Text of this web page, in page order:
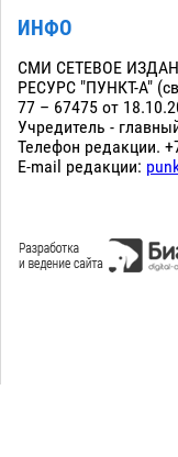
ИНФО
СМИ СЕТЕВОЕ
РЕСУРС "ПУНКТ-А"
77 – 67475 от
Учредитель -
Телефон редакции.
E-mail редакции: